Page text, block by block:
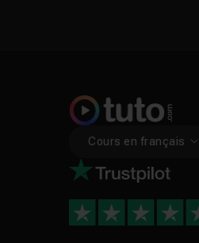
Cours en français